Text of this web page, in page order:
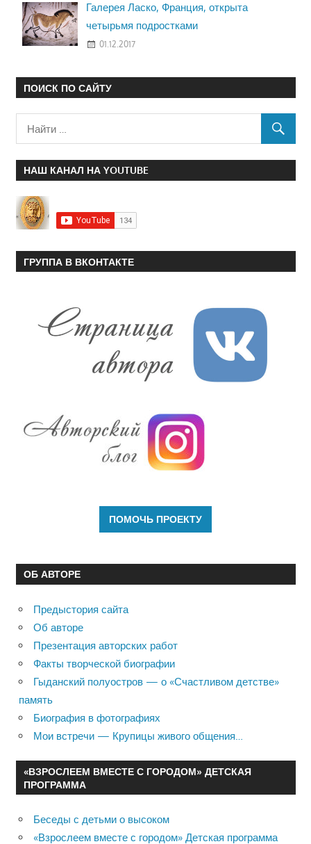
Галерея Ласко, Франция, открыта
четырьмя подростками
01.12.2017
ПОИСК ПО САЙТУ
НАШ КАНАЛ НА YOUTUBE
ГРУППА В ВКОНТАКТЕ
ОБ АВТОРЕ
Предыстория сайта
Об авторе
Презентация авторских работ
Факты творческой биографии
Гыданский полуостров — о «Счастливом детстве»
память
Биография в фотографиях
Мои встречи — Крупицы живого общения…
«ВЗРОСЛЕЕМ ВМЕСТЕ С ГОРОДОМ» ДЕТСКАЯ
ПРОГРАММА
Беседы с детьми о высоком
«Взрослеем вместе с городом» Детская программа